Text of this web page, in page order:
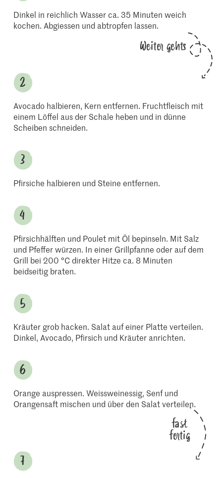
Dinkel in reichlich Wasser ca. 35 Minuten weich
kochen. Abgiessen und abtropfen lassen.
Weiter gehts
Avocado halbieren, Kern entfernen. Fruchtfleisch mit
einem Löffel aus der Schale heben und in dünne
Scheiben schneiden.
Pfirsiche halbieren und Steine entfernen.
Pfirsichhälften und Poulet mit Öl bepinseln. Mit Salz
und Pfeffer würzen. In einer Grillpfanne oder auf dem
Grill bei 200 °C direkter Hitze ca. 8 Minuten
beidseitig braten.
Kräuter grob hacken. Salat auf einer Platte verteilen.
Dinkel, Avocado, Pfirsich und Kräuter anrichten.
Orange auspressen. Weissweinessig, Senf und
Orangensaft mischen und über den Salat verteilen.
fast
fertig